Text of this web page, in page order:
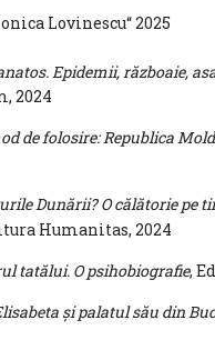
Lovinescu“ 2025
Epidemii, războaie,
2024
de folosire: Republica
Dunării? O călătorie pe
Humanitas, 2024
tatălui. O psihobiografie,
și palatul său din